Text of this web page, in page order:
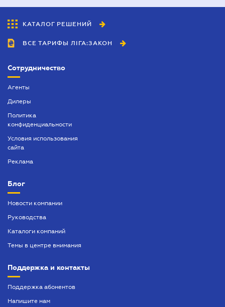
КАТАЛОГ РЕШЕНИЙ
ВСЕ ТАРИФЫ ЛІГА:ЗАКОН
Сотрудничество
Агенты
Дилеры
Политика
конфиденциальности
Условия использования
сайта
Реклама
Блог
Новости компании
Руководства
Каталоги компаний
Темы в центре внимания
Поддержка и контакты
Поддержка абонентов
Напишите нам